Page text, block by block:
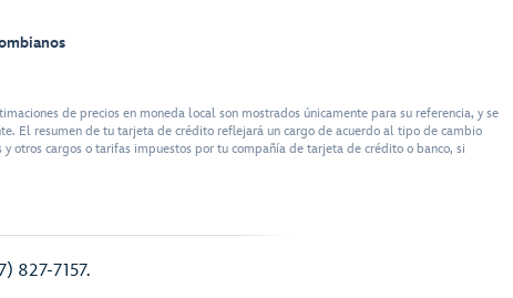
de precios en moneda local son mostrados únicamente para su referencia, y se
El resumen de tu tarjeta de crédito reflejará un cargo de acuerdo al tipo de cambio
cargos o tarifas impuestos por tu compañía de tarjeta de crédito o banco, si
827-7157.